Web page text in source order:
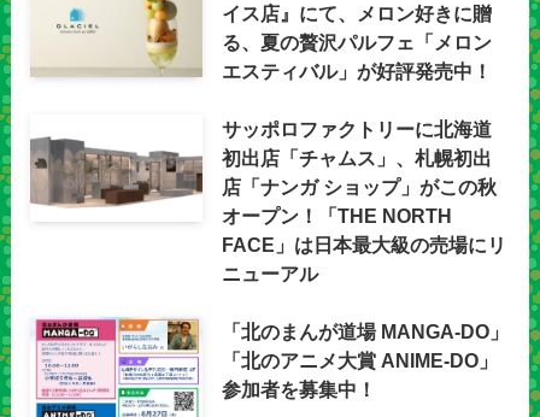
イス店』にて、メロン好きに贈
る、夏の贅沢パルフェ「メロン
エスティバル」が好評発売中！
サッポロファクトリーに北海道
初出店「チャムス」、札幌初出
店「ナンガ ショップ」がこの秋
オープン！「THE NORTH
FACE」は日本最大級の売場にリ
ニューアル
「北のまんが道場 MANGA-DO」
「北のアニメ大賞 ANIME-DO」
参加者を募集中！